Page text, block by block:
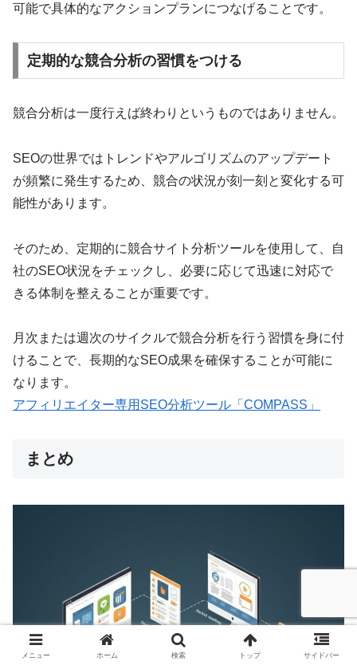
可能で具体的なアクションプランにつなげることです。
定期的な競合分析の習慣をつける
競合分析は一度行えば終わりというものではありません。
SEOの世界ではトレンドやアルゴリズムのアップデート
が頻繁に発生するため、競合の状況が刻一刻と変化する可
能性があります。
そのため、定期的に競合サイト分析ツールを使用して、自
社のSEO状況をチェックし、必要に応じて迅速に対応で
きる体制を整えることが重要です。
月次または週次のサイクルで競合分析を行う習慣を身に付
けることで、長期的なSEO成果を確保することが可能に
なります。
アフィリエイター専用SEO分析ツール「COMPASS」
まとめ
メニュー ホーム 検索 トップ サイドバー